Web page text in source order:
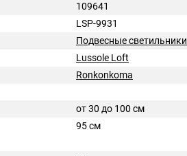
109641
LSP-9931
Подвесные светильники
Lussole Loft
Ronkonkoma
от 30 до 100 см
95 см